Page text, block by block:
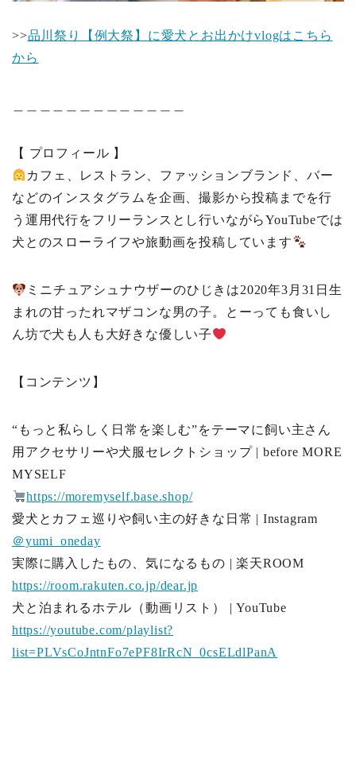
>>品川祭り【例大祭】に愛犬とお出かけvlogはこちら
から
【 プロフィール 】
カフェ、レストラン、ファッションブランド、バー
などのインスタグラムを企画、撮影から投稿までを行
う運用代行をフリーランスとし行いながらYouTubeでは
犬とのスローライフや旅動画を投稿しています
ミニチュアシュナウザーのひじきは2020年3月31日生
まれの甘ったれマザコンな男の子。とーっても食いし
ん坊で犬も人も大好きな優しい子
【コンテンツ】
“もっと私らしく日常を楽しむ”をテーマに飼い主さん
用アクセサリーや犬服セレクトショップ | before MORE
MYSELF
https://moremyself.base.shop/
愛犬とカフェ巡りや飼い主の好きな日常 | Instagram
＠yumi_oneday
実際に購入したもの、気になるもの | 楽天ROOM
https://room.rakuten.co.jp/dear.jp
犬と泊まれるホテル（動画リスト） | YouTube
https://youtube.com/playlist?
list=PLVsCoJntnFo7ePF8IrRcN_0csELdlPanA